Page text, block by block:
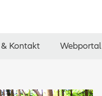
Kontakt Webportal